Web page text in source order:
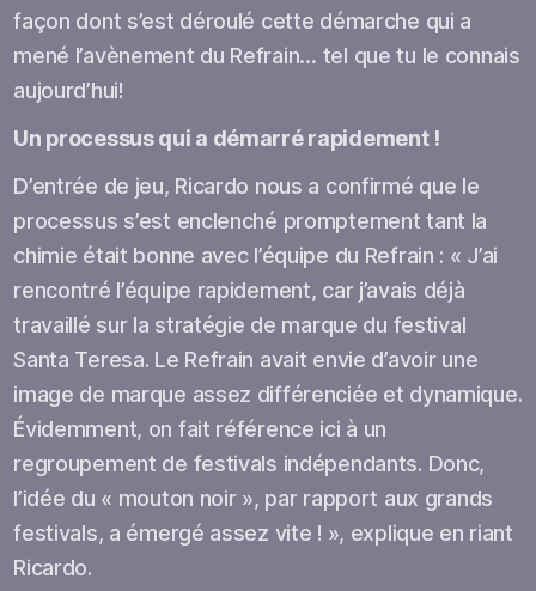
façon dont s’est déroulé cette démarche qui a
mené l’avènement du Refrain… tel que tu le connais
aujourd’hui!
Un processus qui a démarré rapidement !
D’entrée de jeu, Ricardo nous a confirmé que le
processus s’est enclenché promptement tant la
chimie était bonne avec l’équipe du Refrain : « J’ai
rencontré l’équipe rapidement, car j’avais déjà
travaillé sur la stratégie de marque du festival
Santa Teresa. Le Refrain avait envie d’avoir une
image de marque assez différenciée et dynamique.
Évidemment, on fait référence ici à un
regroupement de festivals indépendants. Donc,
l’idée du « mouton noir », par rapport aux grands
festivals, a émergé assez vite ! », explique en riant
Ricardo.